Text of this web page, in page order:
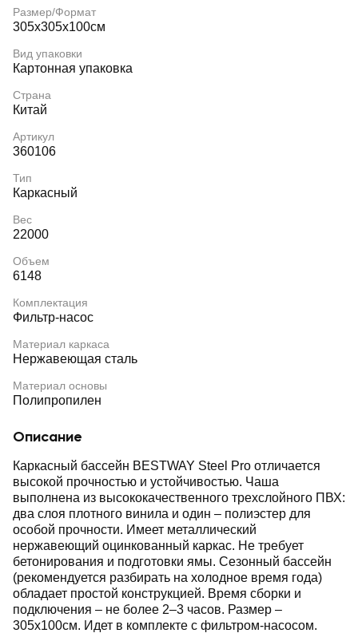
Размер/Формат
305x305x100см
Вид упаковки
Картонная упаковка
Страна
Китай
Артикул
360106
Тип
Каркасный
Вес
22000
Объем
6148
Комплектация
Фильтр-насос
Материал каркаса
Нержавеющая сталь
Материал основы
Полипропилен
Описание
Каркасный бассейн BESTWAY Steel Pro отличается
высокой прочностью и устойчивостью. Чаша
выполнена из высококачественного трехслойного ПВХ:
два слоя плотного винила и один – полиэстер для
особой прочности. Имеет металлический
нержавеющий оцинкованный каркас. Не требует
бетонирования и подготовки ямы. Сезонный бассейн
(рекомендуется разбирать на холодное время года)
обладает простой конструкцией. Время сборки и
подключения – не более 2–3 часов. Размер –
305х100см. Идет в комплекте с фильтром-насосом.